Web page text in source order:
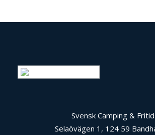
Svensk Camping & Fritid
Selaövägen 1, 124 59